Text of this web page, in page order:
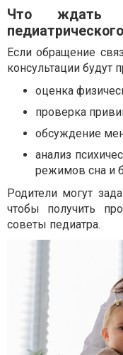
Что ждать
Если обращение
консультации будут
оценка
проверка
обсуждение
анализ
режимов сна и
Родители могут
чтобы получить
советы педиатра.